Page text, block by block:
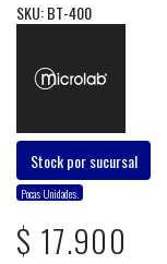
SKU: BT-400
Stock por sucursal
Pocas Unidades.
$ 17.900